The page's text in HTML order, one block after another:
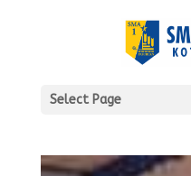
Select Page